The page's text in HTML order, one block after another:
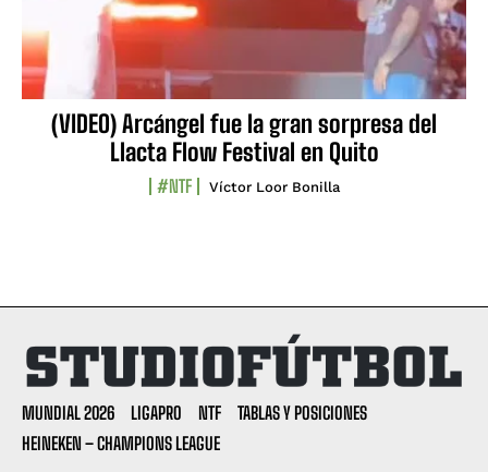
(VIDEO) Arcángel fue la gran sorpresa del
Llacta Flow Festival en Quito
#NTF Víctor Loor Bonilla
MUNDIAL 2026 LIGAPRO NTF
TABLAS Y POSICIONES
HEINEKEN – CHAMPIONS LEAGUE